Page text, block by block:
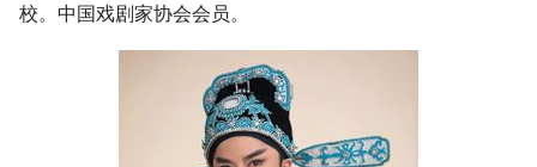
校。中国戏剧家协会会员。